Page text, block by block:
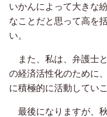
いかんによって大きな
なことだと思って高を
い。
また、私は、弁護士
の経済活性化のために
に積極的に活動してい
最後になりますが、